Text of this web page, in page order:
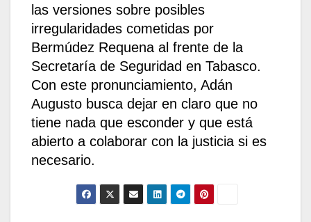
las versiones sobre posibles
irregularidades cometidas por
Bermúdez Requena al frente de la
Secretaría de Seguridad en Tabasco.
Con este pronunciamiento, Adán
Augusto busca dejar en claro que no
tiene nada que esconder y que está
abierto a colaborar con la justicia si es
necesario.